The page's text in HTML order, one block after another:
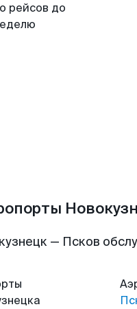
рейсов до
— Псков